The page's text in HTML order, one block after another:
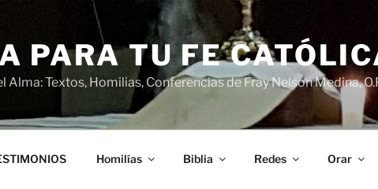
PARA TU FE
Alma: Textos, Homilias, Conferencias de Fray Nelson Medina,
Homilías Biblia Redes Orar